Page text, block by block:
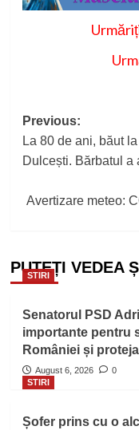
Post
navigation
Previous:
La 80 de ani, băut
Dulcești. Bărbatul a
Avertizare meteo:
PUTEȚI VEDEA
STIRI
Senatorul PSD
importante pentru
României și
August 6, 2026
0
STIRI
Șofer prins cu o